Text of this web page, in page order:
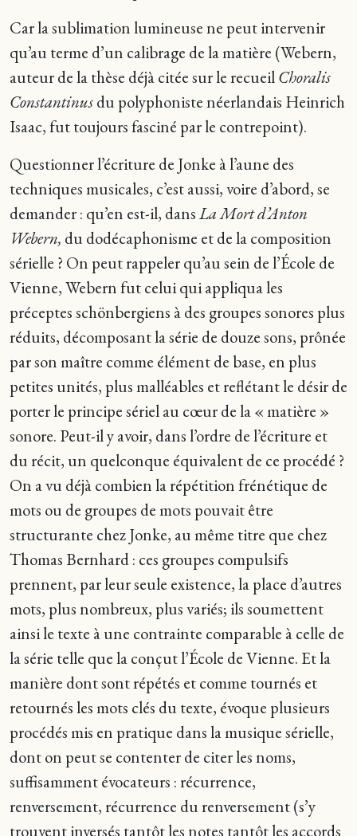
Car la sublimation lumineuse ne peut intervenir
qu’au terme d’un calibrage de la matière (Webern,
auteur de la thèse déjà citée sur le recueilChoralis
Constantinusdu polyphoniste néerlandais Heinrich
Isaac, fut toujours fasciné par le contrepoint).
Questionner l’écriture de Jonke à l’aune des
techniques musicales, c’est aussi, voire d’abord, se
demander : qu’en est-il, dansLa Mort d’Anton
Webern, du dodécaphonisme et de la composition
sérielle ? On peut rappeler qu’au sein de l’École de
Vienne, Webern fut celui qui appliqua les
préceptes schönbergiens à des groupes sonores plus
réduits, décomposant la série de douze sons, prônée
par son maître comme élément de base, en plus
petites unités, plus malléables et reflétant le désir de
porter le principe sériel au cœur de la « matière »
sonore. Peut-il y avoir, dans l’ordre de l’écriture et
du récit, un quelconque équivalent de ce procédé ?
On a vu déjà combien la répétition frénétique de
mots ou de groupes de mots pouvait être
structurante chez Jonke, au même titre que chez
Thomas Bernhard : ces groupes compulsifs
prennent, par leur seule existence, la place d’autres
mots, plus nombreux, plus variés; ils soumettent
ainsi le texte à une contrainte comparable à celle de
la série telle que la conçut l’École de Vienne. Et la
manière dont sont répétés et comme tournés et
retournés les mots clés du texte, évoque plusieurs
procédés mis en pratique dans la musique sérielle,
dont on peut se contenter de citer les noms,
suffisamment évocateurs : récurrence,
renversement, récurrence du renversement (s’y
trouvent inversés tantôt les notes tantôt les accords